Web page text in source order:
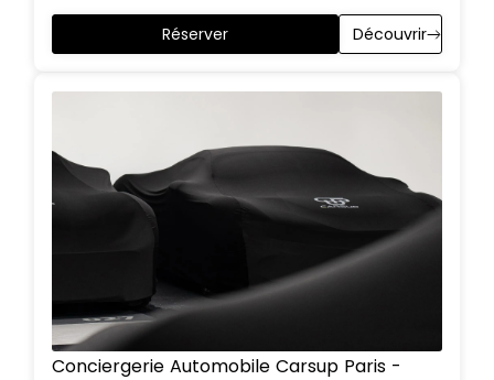
Réserver Découvrir
Conciergerie Automobile Carsup Paris -